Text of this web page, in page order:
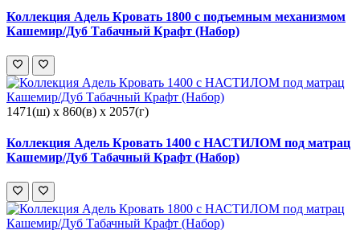
Коллекция Адель Кровать 1800 с подъемным механизмом
Кашемир/Дуб Табачный Крафт (Набор)
1471(ш) x 860(в) x 2057(г)
Коллекция Адель Кровать 1400 с НАСТИЛОМ под матрац
Кашемир/Дуб Табачный Крафт (Набор)